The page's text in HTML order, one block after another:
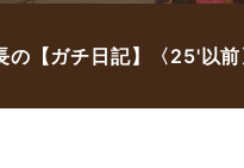
の【ガチ日記】〈25'以前